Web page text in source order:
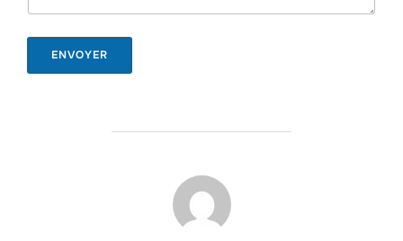
ENVOYER
AUTEUR DE LA PUBLICATION